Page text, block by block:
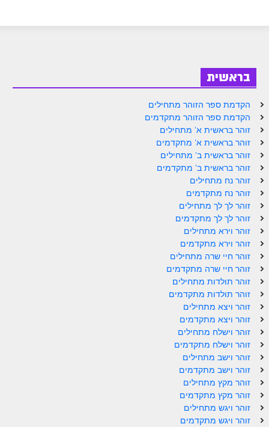
זוהר ואתחנן למתחילים
זוהר עקב מתחילים
זוהר הקדוש עקב למתקדמים
זהר שופטים מתחילים
זוהר כי תצא מתחילים
זוהר כי תצא מתקדמים
זוהר וילך השקפה
זוהר וילך מתקדמים
שידור חי
תגיות ונושאים
אודות האתר
אודות אתר הזוהר היומי
אודות בית מדרש הסולם
בראשית
הקדמת ספר הזוהר מתחילים
הקדמת ספר הזוהר מתקדמים
זוהר בראשית א' מתחילים
זוהר בראשית א' מתקדמים
זוהר בראשית ב' מתחילים
זוהר בראשית ב' מתקדמים
זוהר נח מתחילים
זוהר נח מתקדמים
זוהר לך לך מתחילים
זוהר לך לך מתקדמים
זוהר וירא מתחילים
זוהר וירא מתקדמים
זוהר חיי שרה מתחילים
זוהר חיי שרה מתקדמים
זוהר תולדות מתחילים
זוהר תולדות מתקדמים
זוהר ויצא מתחילים
זוהר ויצא מתקדמים
זוהר וישלח מתחילים
זוהר וישלח מתקדמים
זוהר וישב מתחילים
זוהר וישב מתקדמים
זוהר מקץ מתחילים
זוהר מקץ מתקדמים
זוהר ויגש מתחילים
זוהר ויגש מתקדמים